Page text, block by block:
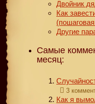
Двойник
Как
Другие
Самые
месяц:
3
Как я